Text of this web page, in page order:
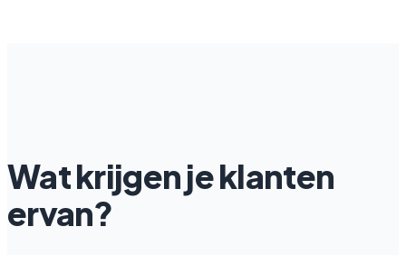
Wat krijgen je klanten
ervan?